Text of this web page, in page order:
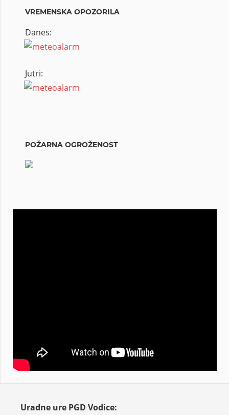
VREMENSKA OPOZORILA
Danes:
Jutri:
POŽARNA OGROŽENOST
Uradne ure PGD Vodice: